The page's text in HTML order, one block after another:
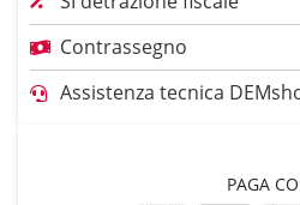
Contrassegno
Assistenza tecnica
PAGA